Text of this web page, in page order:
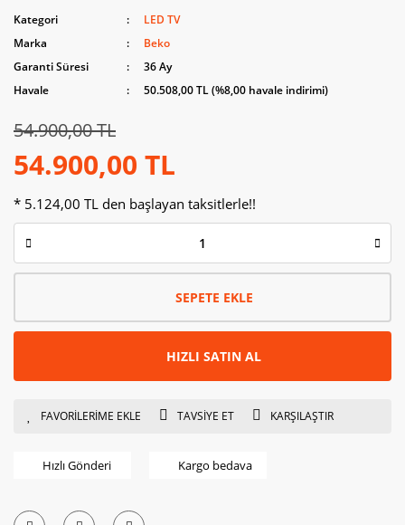
Kategori
LED TV
Marka
Beko
Garanti Süresi
36 Ay
Havale
50.508,00 TL (%8,00 havale indirimi)
54.900,00 TL
54.900,00 TL
* 5.124,00 TL den başlayan taksitlerle!!
SEPETE EKLE
HIZLI SATIN AL
TAVSİYE ET KARŞILAŞTIR
Hızlı Gönderi Kargo bedava